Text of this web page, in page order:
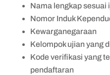
Nama lengkap sesuai
Nomor Induk
Kewarganegaraan
Kelompok ujian yang
Kode verifikasi yang
pendaftaran